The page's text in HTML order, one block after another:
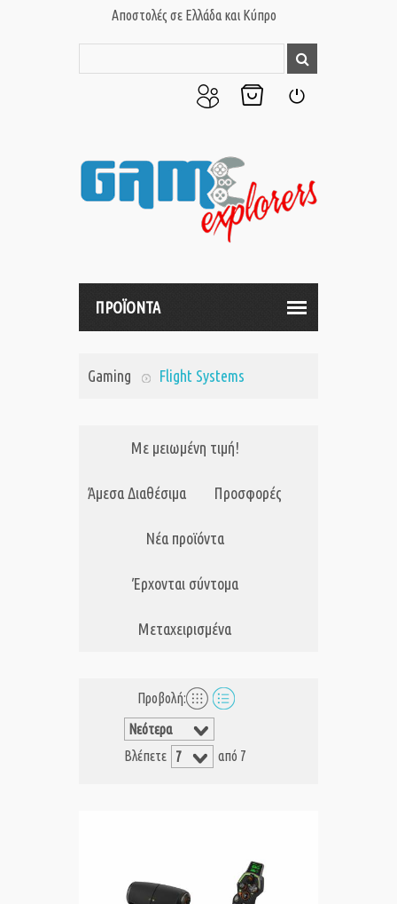
Αποστολές σε Ελλάδα και Κύπρο
μου
ΠΡΟΪΟΝΤΑ
Gaming Flight Systems
Με μειωμένη τιμή!
Άμεσα Διαθέσιμα Προσφορές
Νέα προϊόντα
Έρχονται σύντομα
Μεταχειρισμένα
Προβολή:
Βλέπετε από 7